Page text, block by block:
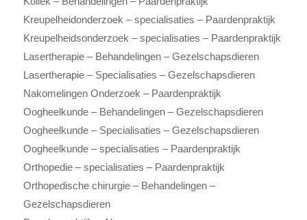
Kreupelheidonderzoek – specialisaties – Paardenpraktijk
Kreupelheidsonderzoek – specialisaties – Paardenpraktijk
Lasertherapie – Behandelingen – Gezelschapsdieren
Lasertherapie – Specialisaties – Gezelschapsdieren
Nakomelingen Onderzoek – Paardenpraktijk
Oogheelkunde – Behandelingen – Gezelschapsdieren
Oogheelkunde – Specialisaties – Gezelschapsdieren
Oogheelkunde – specialisaties – Paardenpraktijk
Orthopedie – specialisaties – Paardenpraktijk
Orthopedische chirurgie – Behandelingen –
Gezelschapsdieren